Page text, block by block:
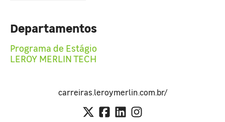
Departamentos
Programa de Estágio
LEROY MERLIN TECH
carreiras.leroymerlin.com.br/